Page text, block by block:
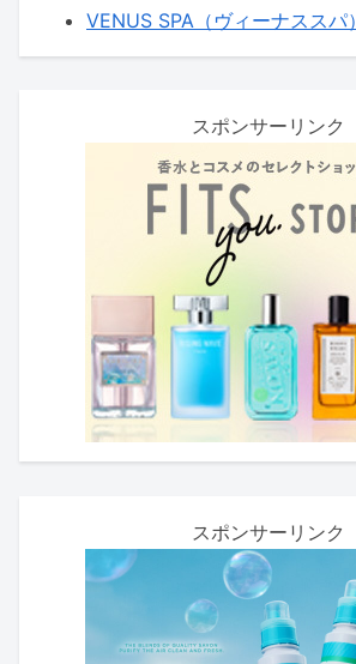
VENUS SPA（ヴィーナススパ）
スポンサーリンク
スポンサーリンク